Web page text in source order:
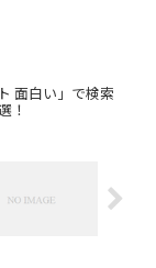
面白い」で検索
！